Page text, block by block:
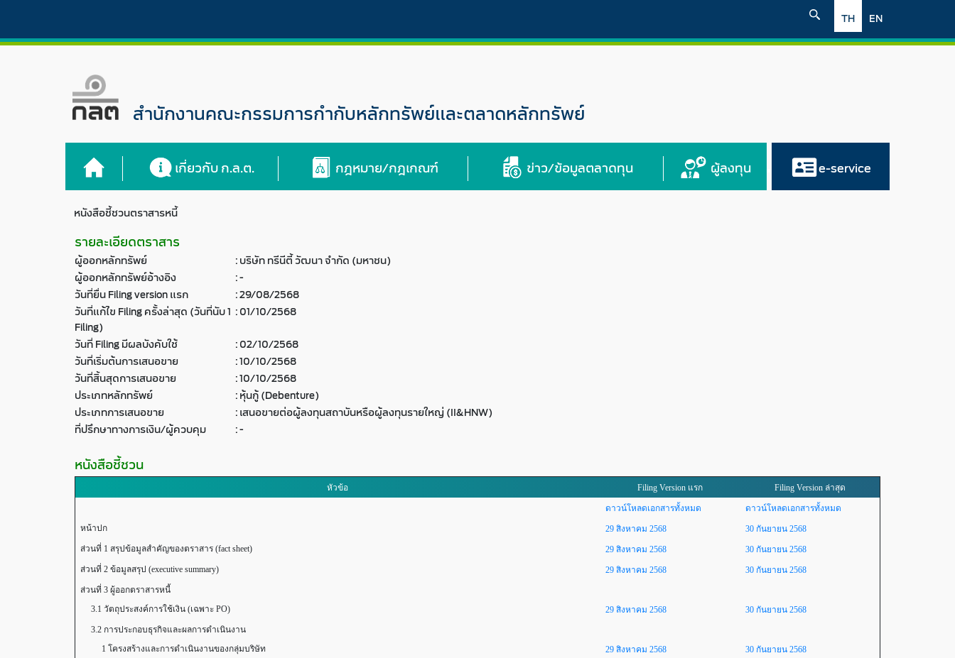
EN
TH
สำนักงานคณะกรรมการกำกับหลักทรัพย์และตลาดหลักทรัพย์
เกี่ยวกับ ก.ล.ต. กฎหมาย/กฎเกณฑ์ ข่าว/ข้อมูลตลาดทุน ผู้ลงทุน e-service
หนังสือชี้ชวนตราสารหนี้
รายละเอียดตราสาร
ผู้ออกหลักทรัพย์ :บริษัท ทรีนีตี้ วัฒนา จำกัด (มหาชน)
ผู้ออกหลักทรัพย์อ้างอิง
:-
วันที่ยื่น Filing version แรก
:29/08/2568
วันที่แก้ไข Filing ครั้งล่าสุด (วันที่นับ 1
Filing)
:01/10/2568
วันที่ Filing มีผลบังคับใช้
:02/10/2568
วันที่เริ่มต้นการเสนอขาย
:10/10/2568
วันที่สิ้นสุดการเสนอขาย
:10/10/2568
ประเภทหลักทรัพย์
:หุ้นกู้ (Debenture)
ประเภทการเสนอขาย
:เสนอขายต่อผู้ลงทุนสถาบันหรือผู้ลงทุนรายใหญ่ (II&HNW)
ที่ปรึกษาทางการเงิน/ผู้ควบคุม
:-
หนังสือชี้ชวน
หัวข้อ Filing Version แรก Filing Version ล่าสุด
ดาวน์โหลดเอกสารทั้งหมด
ดาวน์โหลดเอกสารทั้งหมด
หน้าปก
29 สิงหาคม 2568
30 กันยายน 2568
ส่วนที่ 1 สรุปข้อมูลสำคัญของตราสาร (fact sheet)
29 สิงหาคม 2568
30 กันยายน 2568
ส่วนที่ 2 ข้อมูลสรุป (executive summary)
29 สิงหาคม 2568
30 กันยายน 2568
ส่วนที่ 3 ผู้ออกตราสารหนี้
3.1 วัตถุประสงค์การใช้เงิน (เฉพาะ PO)
29 สิงหาคม 2568
30 กันยายน 2568
3.2 การประกอบธุรกิจและผลการดำเนินงาน
1 โครงสร้างและการดำเนินงานของกลุ่มบริษัท
29 สิงหาคม 2568
30 กันยายน 2568